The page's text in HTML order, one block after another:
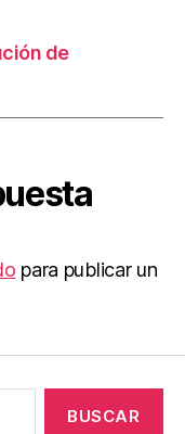
de
para publicar un